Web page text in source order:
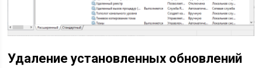
Удаление установленных обновлений